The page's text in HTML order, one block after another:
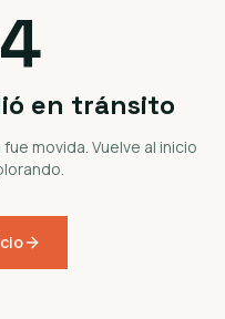
en tránsito
movida. Vuelve al inicio